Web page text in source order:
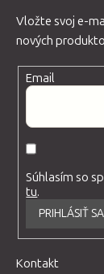
Vložte svoj e-
nových
Email
Súhlasím so
tu.
PRIHLÁSIŤ SA
Kontakt